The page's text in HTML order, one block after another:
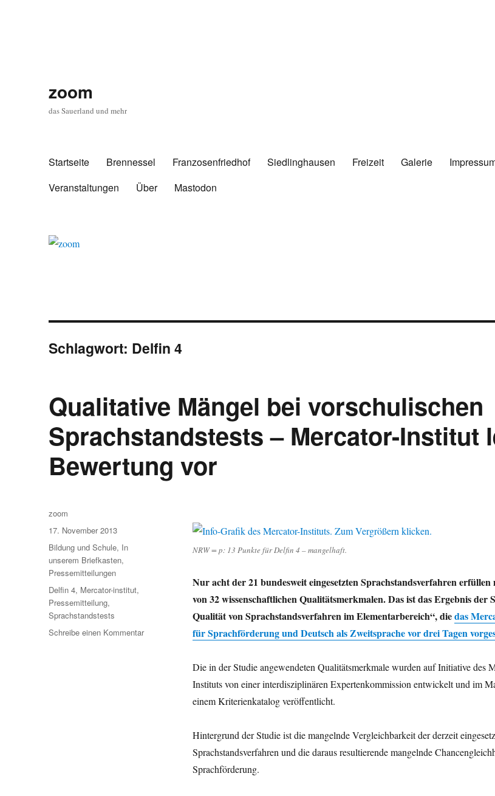
zoom
das Sauerland und mehr
Startseite Brennessel Franzosenfriedhof Siedlinghausen Freizeit Galerie
Veranstaltungen
Über Mastodon
Schlagwort: Delfin 4
Qualitative Mängel bei vorschulischen
Sprachstandstests – Mercator-Institut
Bewertung vor
NRW = p: 13 Punkte für Delfin 4 – mangelhaft.
Nur acht der 21 bundesweit eingesetzten Sprachstandsverfahren erfüllen
von 32 wissenschaftlichen Qualitätsmerkmalen. Das ist das Ergebnis der
Qualität von Sprachstandsverfahren im Elementarbereich“, diedas
für Sprachförderung und Deutsch als Zweitsprache vor drei Tagen
Die in der Studie angewendeten Qualitätsmerkmale wurden auf Initiative des
Instituts von einer interdisziplinären Expertenkommission entwickelt und im
einem Kriterienkatalog veröffentlicht.
Hintergrund der Studie ist die mangelnde Vergleichbarkeit der derzeit
Sprachstandsverfahren und die daraus resultierende mangelnde
Sprachförderung.
Autor
zoom
Veröffentlicht
am
17. November 2013
Kategorien
Bildung und Schule, In
unserem Briefkasten,
Pressemitteilungen
Schlagwörter
Delfin 4, Mercator-institut,
Pressemitteilung,
Sprachstandstests
Schreibe einen Kommentarzu
vorschulischen
Sprachstandstests